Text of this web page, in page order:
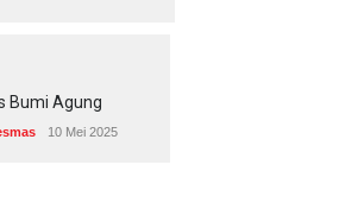
Bumi Agung
10 Mei 2025